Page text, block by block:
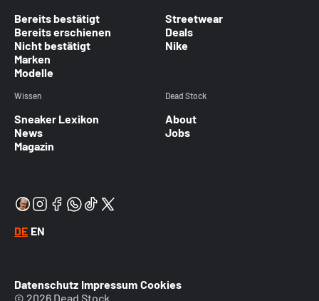
Bereits bestätigt
Bereits erschienen
Nicht bestätigt
Marken
Modelle
Streetwear
Deals
Nike
Wissen
Sneaker Lexikon
News
Magazin
Dead Stock
About
Jobs
DE EN
Datenschutz Impressum Cookies
© 2026 Dead Stock